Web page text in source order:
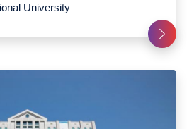
University